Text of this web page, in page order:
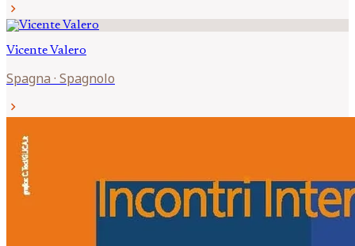
chevron_right
Vicente Valero
Spagna · Spagnolo
chevron_right